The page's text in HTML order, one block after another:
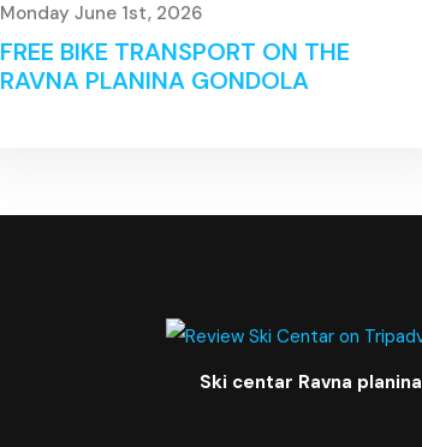
Monday June 1st, 2026
FREE BIKE TRANSPORT ON THE
RAVNA PLANINA GONDOLA
Ski centar Ravna planina